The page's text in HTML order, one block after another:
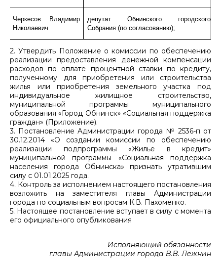
Черкесов Владимир
Николаевич
депутат Обнинского городского
Собрания(по согласованию);
2. Утвердить Положение о комиссии по обеспечению
реализации предоставления денежной компенсации
расходов по оплате процентной ставки по кредиту,
полученному для приобретения или строительства
жилья или приобретения земельного участка под
индивидуальное жилищное строительство,
муниципальной программы муниципального
образования «Город Обнинск» «Социальная поддержка
граждан» (Приложение).
3. Постановление Администрации города № 2536-п от
30.12.2014 «О создании комиссии по обеспечению
реализации подпрограммы «Жилье в кредит»
муниципальной программы «Социальная поддержка
населения города Обнинска» признать утратившим
силу с 01.01.2025 года.
4. Контроль за исполнением настоящего постановления
возложить на заместителя главы Администрации
города по социальным вопросам К.В. Пахоменко.
5. Настоящее постановление вступает в силу с момента
его официального опубликования
Исполняющий обязанности
главы Администрации города В.В. Лежнин